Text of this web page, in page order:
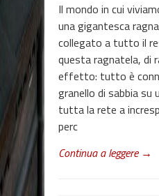
Il mondo in cui
una gigantesca
collegato a tutto il
questa ragnatela, di
effetto: tutto è
granello di sabbia su
tutta la rete a
perc
Continua a leggere →